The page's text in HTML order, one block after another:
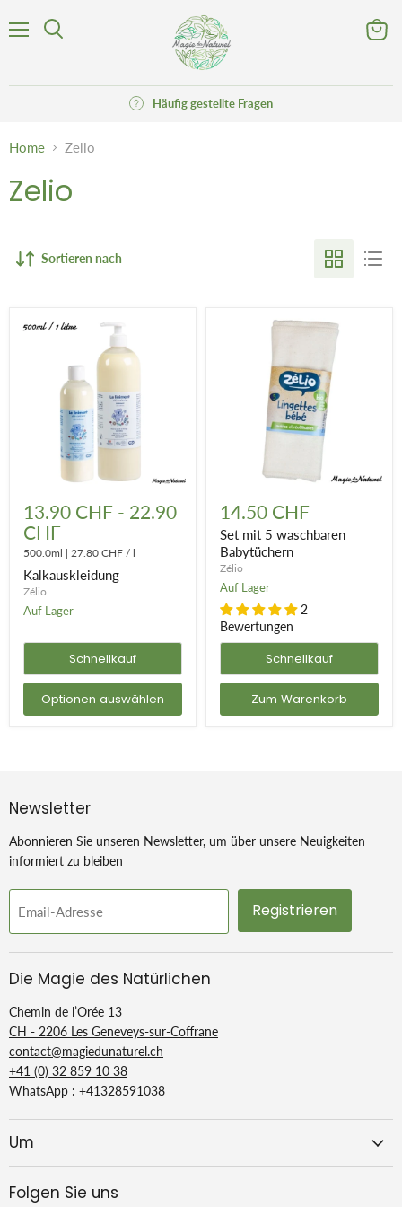
Häufig gestellte Fragen
Home Zelio
Zelio
Sortieren nach
13.90 CHF - 22.90
CHF
500.0ml | 27.80 CHF / l
Kalkauskleidung
Zélio
Auf Lager
Schnellkauf
Optionen auswählen
mit
5
waschbaren
Babytüchern
14.50 CHF
Set mit 5 waschbaren
Babytüchern
Zélio
Auf Lager
2
Bewertungen
Schnellkauf
Zum Warenkorb
Newsletter
Abonnieren Sie unseren Newsletter, um über unsere Neuigkeiten
informiert zu bleiben
Email-Adresse Registrieren
Die Magie des Natürlichen
Chemin de l’Orée 13
CH - 2206 Les Geneveys-sur-Coffrane
contact@magiedunaturel.ch
+41 (0) 32 859 10 38
WhatsApp : +41328591038
Um
Folgen Sie uns